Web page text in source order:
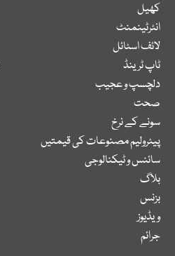
کھیل
انٹرٹینمنٹ
لائف اسٹائل
ٹاپ ٹرینڈ
دلچسپ و عجیب
صحت
سونے کے نرخ
پیٹرولیم مصنوعات کی قیمتیں
سائنس و ٹیکنالوجی
بلاگ
بزنس
ویڈیوز
جرائم